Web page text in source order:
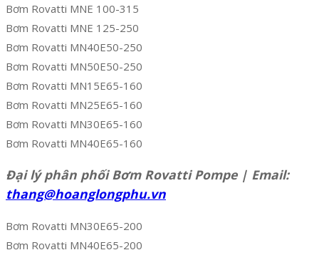
Bơm Rovatti MNE 100-315
Bơm Rovatti MNE 125-250
Bơm Rovatti MN40E50-250
Bơm Rovatti MN50E50-250
Bơm Rovatti MN15E65-160
Bơm Rovatti MN25E65-160
Bơm Rovatti MN30E65-160
Bơm Rovatti MN40E65-160
Đại lý phân phối Bơm Rovatti Pompe | Email:
thang@hoanglongphu.vn
Bơm Rovatti MN30E65-200
Bơm Rovatti MN40E65-200